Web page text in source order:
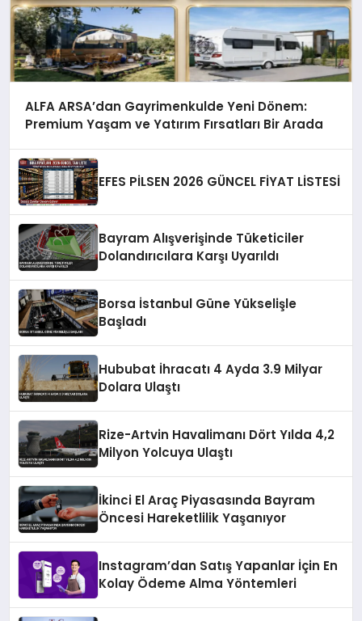
ALFA ARSA’dan Gayrimenkulde Yeni Dönem:
Premium Yaşam ve Yatırım Fırsatları Bir Arada
EFES PİLSEN 2026 GÜNCEL FİYAT LİSTESİ
Bayram Alışverişinde Tüketiciler
Dolandırıcılara Karşı Uyarıldı
Borsa İstanbul Güne Yükselişle
Başladı
Hububat İhracatı 4 Ayda 3.9 Milyar
Dolara Ulaştı
Rize-Artvin Havalimanı Dört Yılda 4,2
Milyon Yolcuya Ulaştı
İkinci El Araç Piyasasında Bayram
Öncesi Hareketlilik Yaşanıyor
Instagram’dan Satış Yapanlar İçin En
Kolay Ödeme Alma Yöntemleri